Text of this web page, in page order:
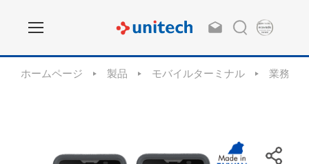
ホームページ 製品 モバイルターミナル 業務用